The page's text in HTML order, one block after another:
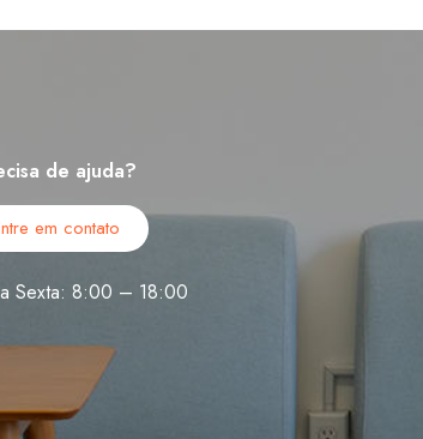
de ajuda?
em contato
Sexta: 8:00 – 18:00